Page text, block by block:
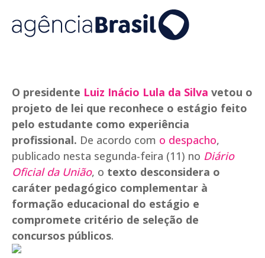
O presidente Luiz Inácio Lula da Silva vetou o
projeto de lei que reconhece o estágio feito
pelo estudante como experiência
profissional. De acordo com o despacho,
publicado nesta segunda-feira (11) no Diário
Oficial da União, o texto desconsidera o
caráter pedagógico complementar à
formação educacional do estágio e
compromete critério de seleção de
concursos públicos.